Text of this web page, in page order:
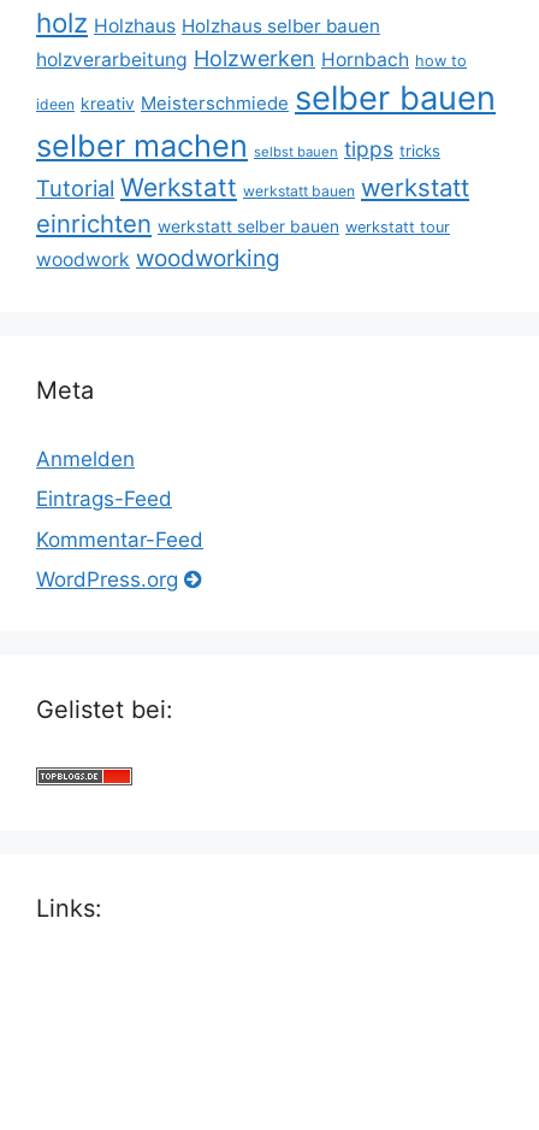
holz Holzhaus Holzhaus selber bauen
holzverarbeitung Holzwerken Hornbach how to
ideen kreativ Meisterschmiede selber bauen
selber machen selbst bauen tipps tricks
Tutorial Werkstatt werkstatt bauen werkstatt
einrichten werkstatt selber bauen werkstatt tour
woodwork woodworking
Meta
Anmelden
Eintrags-Feed
Kommentar-Feed
WordPress.org
Gelistet bei:
Links: